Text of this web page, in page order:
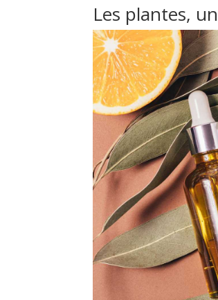
Les plantes,